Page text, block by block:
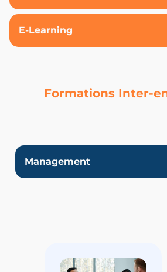
E-Learning
Formations Inter-
Management